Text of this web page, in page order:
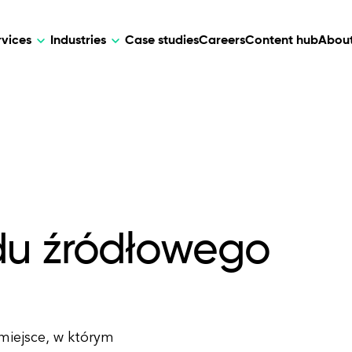
Industries Case studiesCareersContent hub
źródłowego
w którym